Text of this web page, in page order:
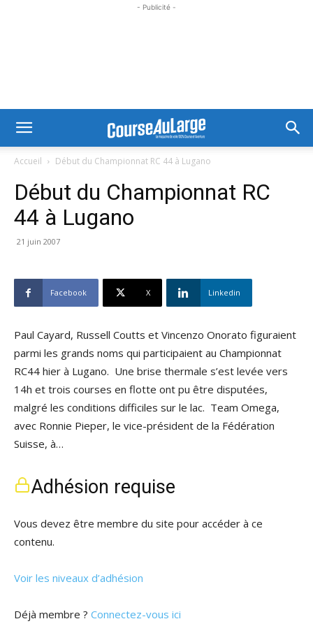
- Publicité -
Accueil Début du Championnat RC 44 à Lugano
Début du Championnat RC
44 à Lugano
21 juin 2007
Facebook X Linkedin
Paul Cayard, Russell Coutts et Vincenzo Onorato figuraient
parmi les grands noms qui participaient au Championnat
RC44 hier à Lugano. Une brise thermale s’est levée vers
14h et trois courses en flotte ont pu être disputées,
malgré les conditions difficiles sur le lac. Team Omega,
avec Ronnie Pieper, le vice-président de la Fédération
Suisse, à…
Adhésion requise
Vous devez être membre du site pour accéder à ce
contenu.
Voir les niveaux d’adhésion
Déjà membre ? Connectez-vous ici